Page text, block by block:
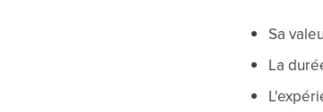
Sa
La